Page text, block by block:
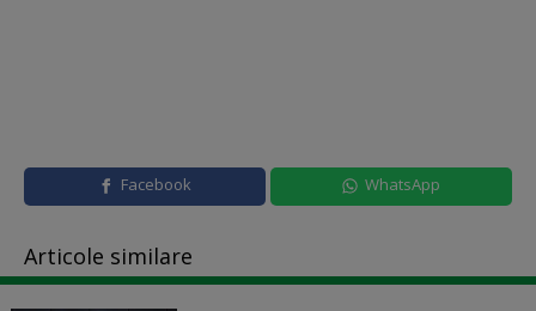
Facebook WhatsApp
Articole similare